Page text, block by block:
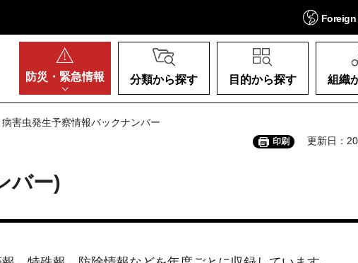
Foreign
防災・ 緊急情報 分類から探す 目的から探す 組織
病害虫発生予察情報バックナンバー
印刷 更新日：
バー)